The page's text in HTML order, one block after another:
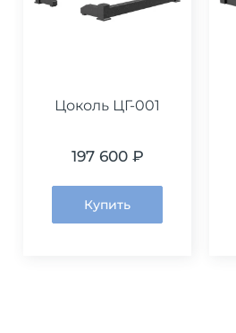
Цоколь ЦГ-001
197 600 ₽
Купить